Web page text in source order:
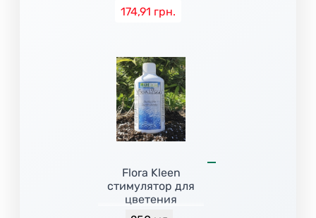
174,91 грн.
Flora Kleen
стимулятор для
цветения